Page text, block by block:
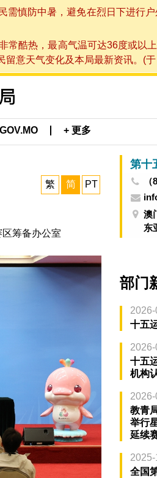
慎防中暑，避免在烈日下进行
酷热，最高气温可达36度或以
意天气变化及本局最新资讯。(
GOV.MO + 更多
繁 简 PT
筹备办公室
澳
东
部门
2026-
十五
十五
机构
教青
举行
延续
全国